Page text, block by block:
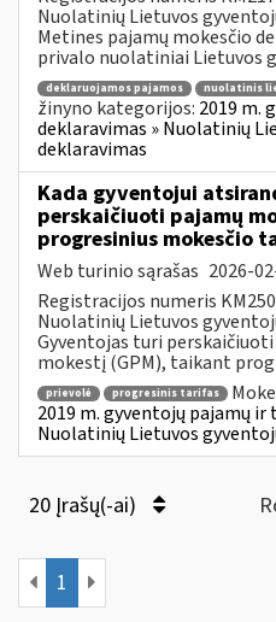
Nuolatinių Lietuvos
Metines pajamų mokesčio
privalo nuolatiniai Lietuvos
deklaruojamos pajamos nuolatinis
žinyno kategorijos: 2019 m.
deklaravimas » Nuolatinių
deklaravimas
Kada gyventojui
perskaičiuoti pajamų
progresinius mokesčio
Web turinio sąrašas 2026-
Registracijos numeris
Nuolatinių Lietuvos
Gyventojas turi
mokestį (GPM), taikant
prievolė progresinis tarifas
2019 m. gyventojų pajamų
Nuolatinių Lietuvos
20 Įrašų(-ai)
1